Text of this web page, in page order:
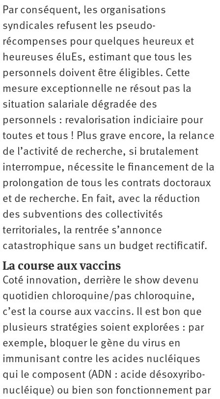
Par conséquent, les organisations
syndicales refusent les pseudo-
récompenses pour quelques heureux et
heureuses éluEs, estimant que tous les
personnels doivent être éligibles. Cette
mesure exceptionnelle ne résout pas la
situation salariale dégradée des
personnels : revalorisation indiciaire pour
toutes et tous ! Plus grave encore, la relance
de l’activité de recherche, si brutalement
interrompue, nécessite le financement de la
prolongation de tous les contrats doctoraux
et de recherche. En fait, avec la réduction
des subventions des collectivités
territoriales, la rentrée s’annonce
catastrophique sans un budget rectificatif.
La course aux vaccins
Coté innovation, derrière le show devenu
quotidien chloroquine/pas chloroquine,
c’est la course aux vaccins. Il est bon que
plusieurs stratégies soient explorées : par
exemple, bloquer le gène du virus en
immunisant contre les acides nucléiques
qui le composent (ADN : acide désoxyribo-
nucléique) ou bien son fonctionnement par